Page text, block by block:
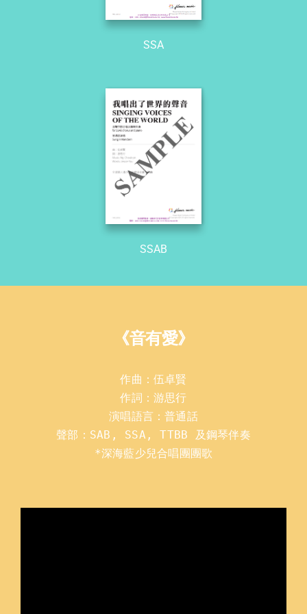
SSA
SSAB
《音有愛》
作曲：伍卓賢
作詞：游思行
演唱語言：普通話